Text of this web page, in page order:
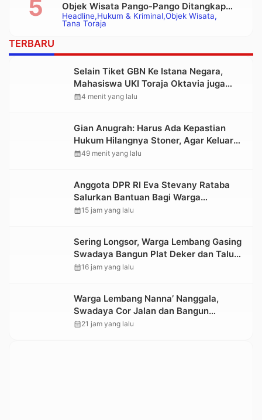
Headline Hukum & Kriminal Objek Wisata
Tana Toraja
Objek Wisata Pango-Pango Ditangkap
Polisi
TERBARU
Selain Tiket GBN Ke Istana Negara,
Mahasiswa UKI Toraja Oktavia juga
Lolos ke Pekan Seni Mahasiswa
calendar_month4 menit yang lalu
Gian Anugrah: Harus Ada Kepastian
Hukum Hilangnya Stoner, Agar Keluarga
tidak Larut dalam Trauma dan
calendar_month49 menit yang lalu
Anggota DPR RI Eva Stevany Rataba
Salurkan Bantuan Bagi Warga
Terdampak Longsor di Buntu Pepasan
calendar_month15 jam yang lalu
Sering Longsor, Warga Lembang Gasing
Swadaya Bangun Plat Deker dan Talut
Jalan Penghubung Antar Lembang
calendar_month16 jam yang lalu
Warga Lembang Nanna’ Nanggala,
Swadaya Cor Jalan dan Bangun
Jembatan
calendar_month21 jam yang lalu